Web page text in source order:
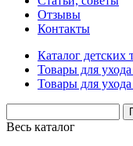
Отзывы
Контакты
Каталог детских
Товары для
Товары для
Весь каталог